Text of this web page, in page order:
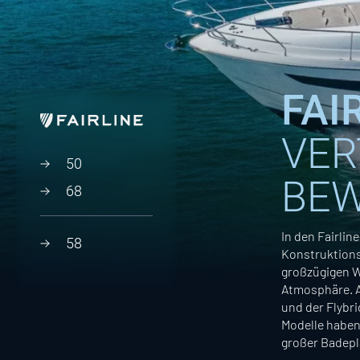
50
68
58
In den
großzügigen
Atmosphäre.
und der
Modelle
großer